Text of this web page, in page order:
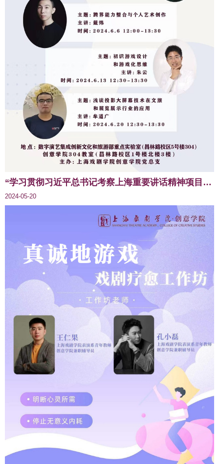
“学习贯彻习近平总书记考察上海重要讲话精神项目”2024大学生学业&职业生涯规划系列讲座——创意书院养成计划之“新质生产力与艺术创新”
2024-05-20